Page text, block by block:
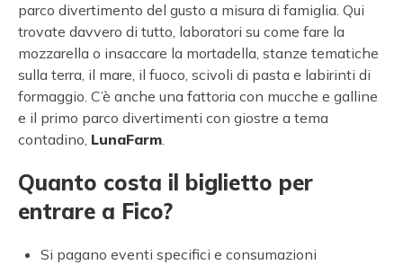
parco divertimento del gusto a misura di famiglia. Qui
trovate davvero di tutto, laboratori su come fare la
mozzarella o insaccare la mortadella, stanze tematiche
sulla terra, il mare, il fuoco, scivoli di pasta e labirinti di
formaggio. C’è anche una fattoria con mucche e galline
e il primo parco divertimenti con giostre a tema
contadino, LunaFarm.
Quanto costa il biglietto per
entrare a Fico?
Si pagano eventi specifici e consumazioni